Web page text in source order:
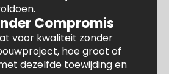
Compromis
voor kwaliteit zonder
hoe groot of
dezelfde toewijding en